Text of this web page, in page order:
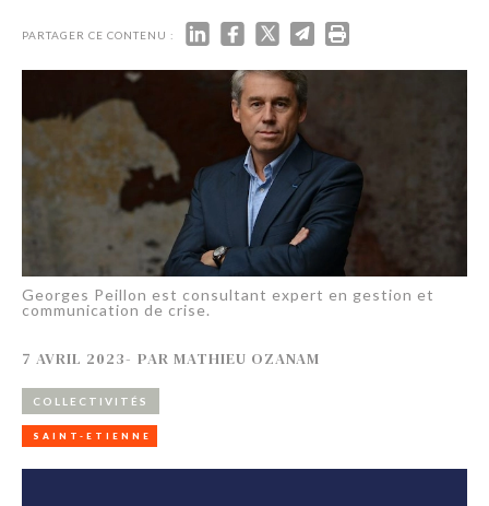
PARTAGER CE CONTENU :
Georges Peillon est consultant expert en gestion et
communication de crise.
7 AVRIL 2023- PAR MATHIEU OZANAM
COLLECTIVITÉS
SAINT-ETIENNE